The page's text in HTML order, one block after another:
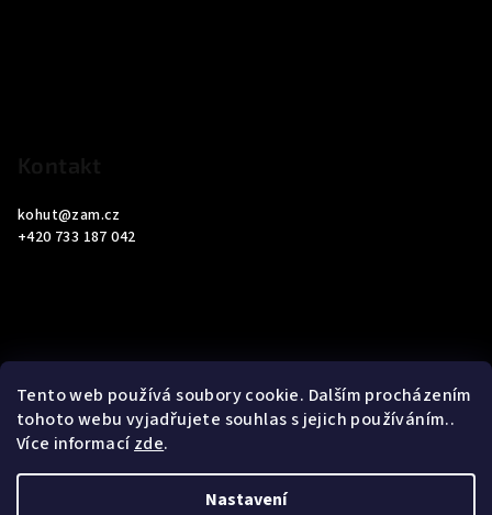
Tento web používá soubory cookie. Dalším procházením
tohoto webu vyjadřujete souhlas s jejich používáním..
Více informacízde.
Nastavení
kohut@zam.cz
+420 733 187 042
Informace pro vás
Obchodní podmínky